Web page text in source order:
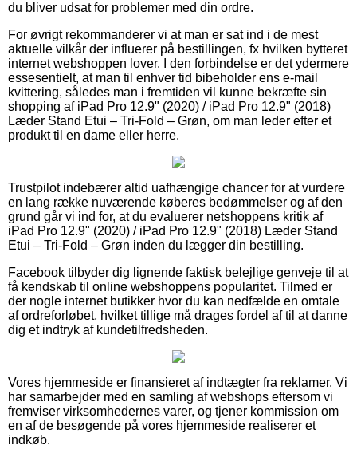
du bliver udsat for problemer med din ordre.
For øvrigt rekommanderer vi at man er sat ind i de mest
aktuelle vilkår der influerer på bestillingen, fx hvilken bytteret
internet webshoppen lover. I den forbindelse er det ydermere
essesentielt, at man til enhver tid bibeholder ens e-mail
kvittering, således man i fremtiden vil kunne bekræfte sin
shopping af iPad Pro 12.9" (2020) / iPad Pro 12.9" (2018)
Læder Stand Etui – Tri-Fold – Grøn, om man leder efter et
produkt til en dame eller herre.
Trustpilot indebærer altid uafhængige chancer for at vurdere
en lang række nuværende køberes bedømmelser og af den
grund går vi ind for, at du evaluerer netshoppens kritik af
iPad Pro 12.9" (2020) / iPad Pro 12.9" (2018) Læder Stand
Etui – Tri-Fold – Grøn inden du lægger din bestilling.
Facebook tilbyder dig lignende faktisk belejlige genveje til at
få kendskab til online webshoppens popularitet. Tilmed er
der nogle internet butikker hvor du kan nedfælde en omtale
af ordreforløbet, hvilket tillige må drages fordel af til at danne
dig et indtryk af kundetilfredsheden.
Vores hjemmeside er finansieret af indtægter fra reklamer. Vi
har samarbejder med en samling af webshops eftersom vi
fremviser virksomhedernes varer, og tjener kommission om
en af de besøgende på vores hjemmeside realiserer et
indkøb.